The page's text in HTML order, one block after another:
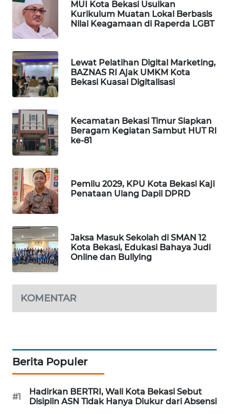
MUI Kota Bekasi Usulkan
Kurikulum Muatan Lokal Berbasis
Nilai Keagamaan di Raperda LGBT
Lewat Pelatihan Digital Marketing,
BAZNAS RI Ajak UMKM Kota
Bekasi Kuasai Digitalisasi
Kecamatan Bekasi Timur Siapkan
Beragam Kegiatan Sambut HUT RI
ke-81
Pemilu 2029, KPU Kota Bekasi Kaji
Penataan Ulang Dapil DPRD
Jaksa Masuk Sekolah di SMAN 12
Kota Bekasi, Edukasi Bahaya Judi
Online dan Bullying
KOMENTAR
Berita Populer
#1
Hadirkan BERTRI, Wali Kota Bekasi Sebut
Disiplin ASN Tidak Hanya Diukur dari Absensi
PORTAL
KONSUMEN
FORWAMKI
ALPERKLINAS
FORJASIDA
TAMBANG
NEWS
SITUNGIR
NEWS
NEWS
SIBARAGAS
NEWS
METRO
MEDAN
NEWS
METRO
JAKARTA